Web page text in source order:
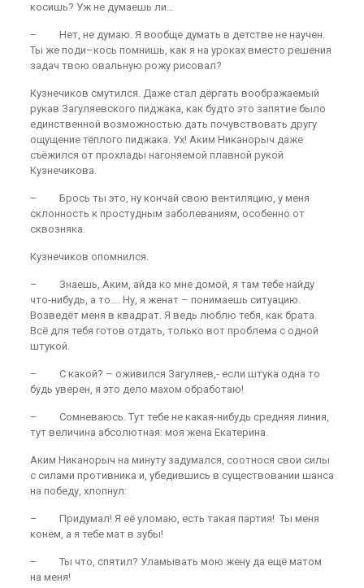
косишь? Уж не думаешь ли…
– Нет, не думаю. Я вообще думать в детстве не научен.
Ты же поди–кось помнишь, как я на уроках вместо решения
задач твою овальную рожу рисовал?
Кузнечиков смутился. Даже стал дёргать воображаемый
рукав Загуляевского пиджака, как будто это запятие было
единственной возможностью дать почувствовать другу
ощущение тёплого пиджака. Ух! Аким Никанорыч даже
съёжился от прохлады нагоняемой плавной рукой
Кузнечикова.
– Брось ты это, ну кончай свою вентиляцию, у меня
склонность к простудным заболеваниям, особенно от
сквозняка.
Кузнечиков опомнился.
– Знаешь, Аким, айда ко мне домой, я там тебе найду
что-нибудь, а то…. Ну, я женат – понимаешь ситуацию.
Возведёт меня в квадрат. Я ведь люблю тебя, как брата.
Всё для тебя готов отдать, только вот проблема с одной
штукой.
– С какой? – оживился Загуляев,- если штука одна то
будь уверен, я это дело махом обработаю!
– Сомневаюсь. Тут тебе не какая-нибудь средняя линия,
тут величина абсолютная: моя жена Екатерина.
Аким Никанорыч на минуту задумался, соотнося свои силы
с силами противника и, убедившись в существовании шанса
на победу, хлопнул:
– Придумал! Я её уломаю, есть такая партия! Ты меня
конём, а я тебе мат в зубы!
– Ты что, спятил? Уламывать мою жену да ещё матом
на меня!